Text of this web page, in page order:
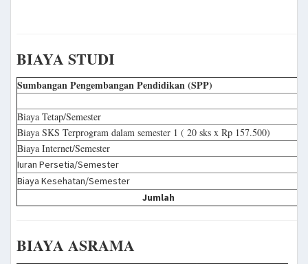
BIAYA STUDI
Sumbangan Pengembangan Pendidikan (SPP)
Biaya Tetap/Semester
Biaya SKS Terprogram dalam semester 1 ( 20 sks x Rp 157.500)
Biaya Internet/Semester
Iuran Persetia/Semester
Biaya Kesehatan/Semester
Jumlah
BIAYA ASRAMA